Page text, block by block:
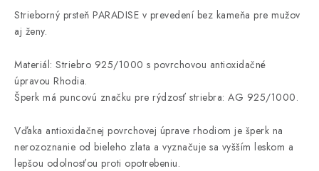
Strieborný prsteň PARADISE v prevedení bez kameňa pre mužov
aj ženy.
Materiál: Striebro 925/1000 s povrchovou antioxidačné
úpravou Rhodia.
Šperk má puncovú značku pre rýdzosť striebra: AG 925/1000.
Vďaka antioxidačnej povrchovej úprave rhodiom je šperk na
nerozoznanie od bieleho zlata a vyznačuje sa vyšším leskom a
lepšou odolnosťou proti opotrebeniu.